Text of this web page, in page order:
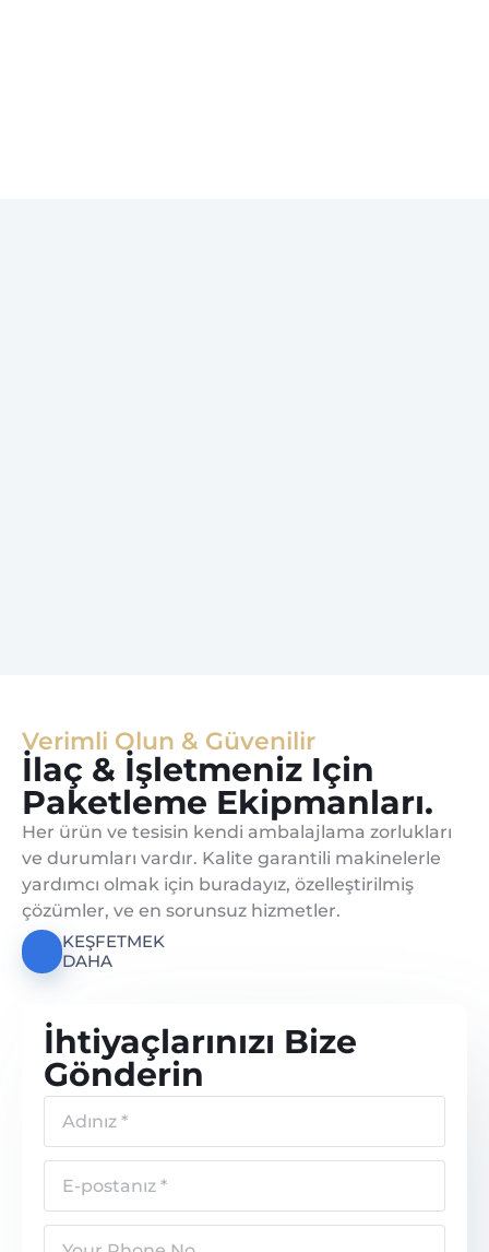
Verimli Olun & Güvenilir
İlaç & İşletmeniz Için
Paketleme Ekipmanları.
Her ürün ve tesisin kendi ambalajlama zorlukları
ve durumları vardır. Kalite garantili makinelerle
yardımcı olmak için buradayız, özelleştirilmiş
çözümler, ve en sorunsuz hizmetler.
KEŞFETMEK
DAHA
İhtiyaçlarınızı Bize
Gönderin